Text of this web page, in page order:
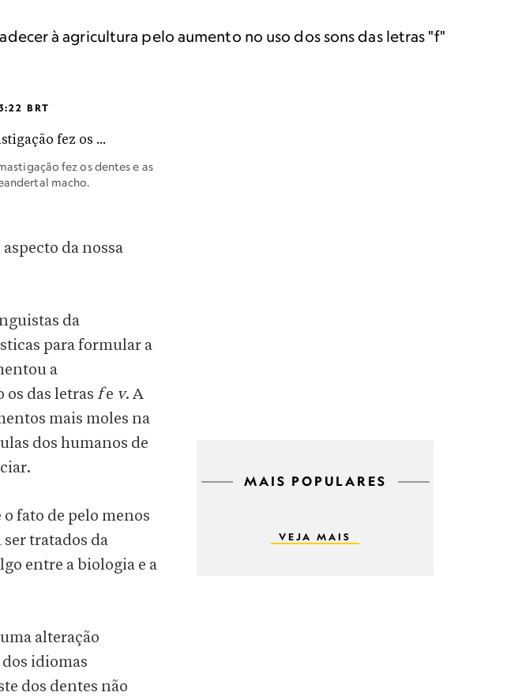
à agricultura pelo aumento no uso dos sons das letras "f"
BRT
fez os dentes e as
macho.
da nossa
da
para formular a
a
os das letras fe v. A
mais moles na
dos humanos de
fato de pelo menos
tratados da
entre a biologia e a
alteração
idiomas
dos dentes não
MAIS POPULARES
VEJA MAIS